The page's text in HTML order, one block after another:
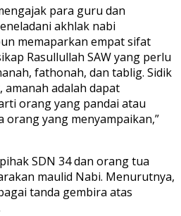
para guru dan
akhlak nabi
memaparkan empat sifat
Rasullullah SAW yang perlu
fathonah, dan tablig. Sidik
adalah dapat
orang yang pandai atau
orang yang menyampaikan,”
SDN 34 dan orang tua
maulid Nabi. Menurutnya,
tanda gembira atas